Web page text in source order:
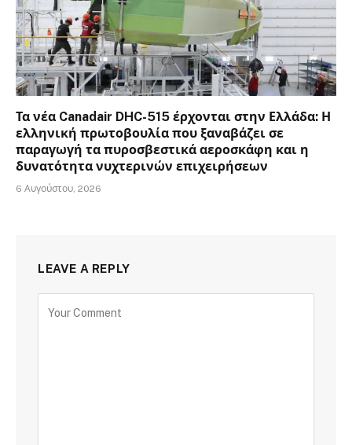
Τα νέα Canadair DHC-515 έρχονται στην Ελλάδα: Η
ελληνική πρωτοβουλία που ξαναβάζει σε
παραγωγή τα πυροσβεστικά αεροσκάφη και η
δυνατότητα νυχτερινών επιχειρήσεων
6 Αυγούστου, 2026
LEAVE A REPLY